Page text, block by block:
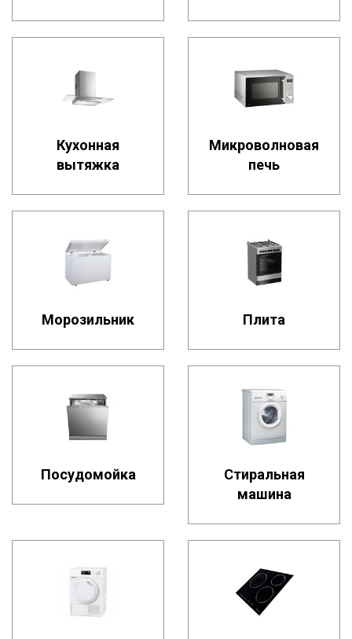
Кухонная
вытяжка
Микроволновая
печь
Морозильник Плита
Посудомойка
Стиральная
машина